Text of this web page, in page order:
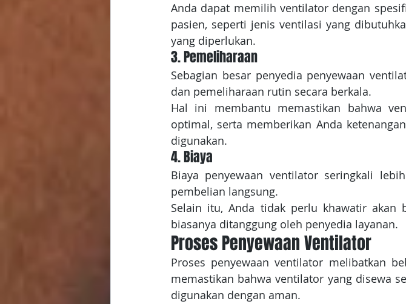
Anda dapat memilih ventilator dengan
pasien, seperti jenis ventilasi yang
yang diperlukan.
3. Pemeliharaan
Sebagian besar penyedia penyewaan
dan pemeliharaan rutin secara berkala.
Hal ini membantu memastikan bahwa
optimal, serta memberikan Anda
digunakan.
4. Biaya
Biaya penyewaan ventilator seringkali
pembelian langsung.
Selain itu, Anda tidak perlu khawatir akan
biasanya ditanggung oleh penyedia layanan.
Proses Penyewaan Ventilator
Proses penyewaan ventilator melibatkan
memastikan bahwa ventilator yang disewa
digunakan dengan aman.